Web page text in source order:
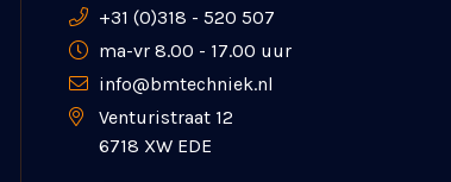
+31 (0)318 - 520 507
ma-vr 8.00 - 17.00 uur
info@bmtechniek.nl
Venturistraat 12
6718 XW EDE